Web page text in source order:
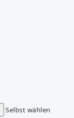
Selbst wählen